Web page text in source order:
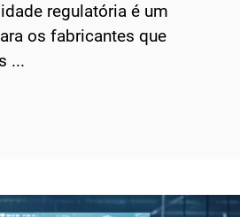
regulatória é um
os fabricantes que
...